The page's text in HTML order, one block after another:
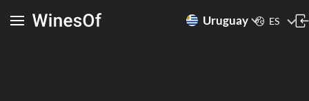
Uruguay ES